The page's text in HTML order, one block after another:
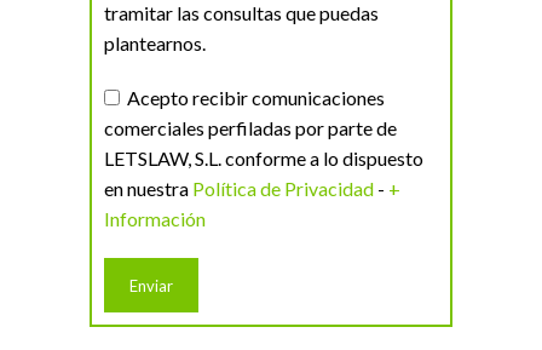
tramitar las consultas que puedas
plantearnos.
Acepto recibir comunicaciones
comerciales perfiladas por parte de
LETSLAW, S.L. conforme a lo dispuesto
en nuestra Política de Privacidad - +
Información